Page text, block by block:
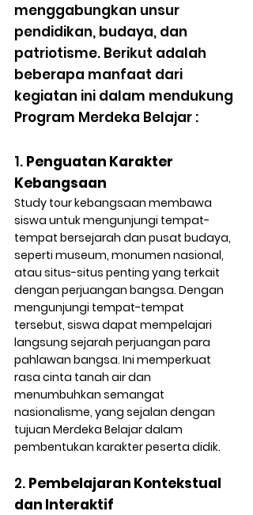
menggabungkan unsur
pendidikan, budaya, dan
patriotisme. Berikut adalah
beberapa manfaat dari
kegiatan ini dalam mendukung
Program Merdeka Belajar :
1. Penguatan Karakter
Kebangsaan
Study tour kebangsaan membawa
siswa untuk mengunjungi tempat-
tempat bersejarah dan pusat budaya,
seperti museum, monumen nasional,
atau situs-situs penting yang terkait
dengan perjuangan bangsa. Dengan
mengunjungi tempat-tempat
tersebut, siswa dapat mempelajari
langsung sejarah perjuangan para
pahlawan bangsa. Ini memperkuat
rasa cinta tanah air dan
menumbuhkan semangat
nasionalisme, yang sejalan dengan
tujuan Merdeka Belajar dalam
pembentukan karakter peserta didik.
2. Pembelajaran Kontekstual
dan Interaktif